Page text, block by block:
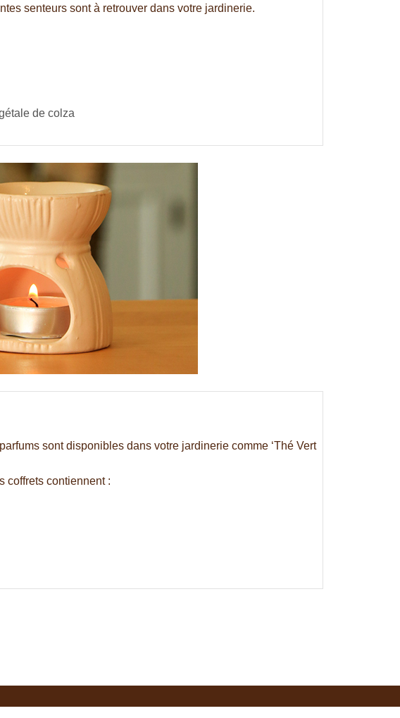
senteurs sont à retrouver dans votre jardinerie.
de colza
sont disponibles dans votre jardinerie comme ‘Thé Vert
coffrets contiennent :